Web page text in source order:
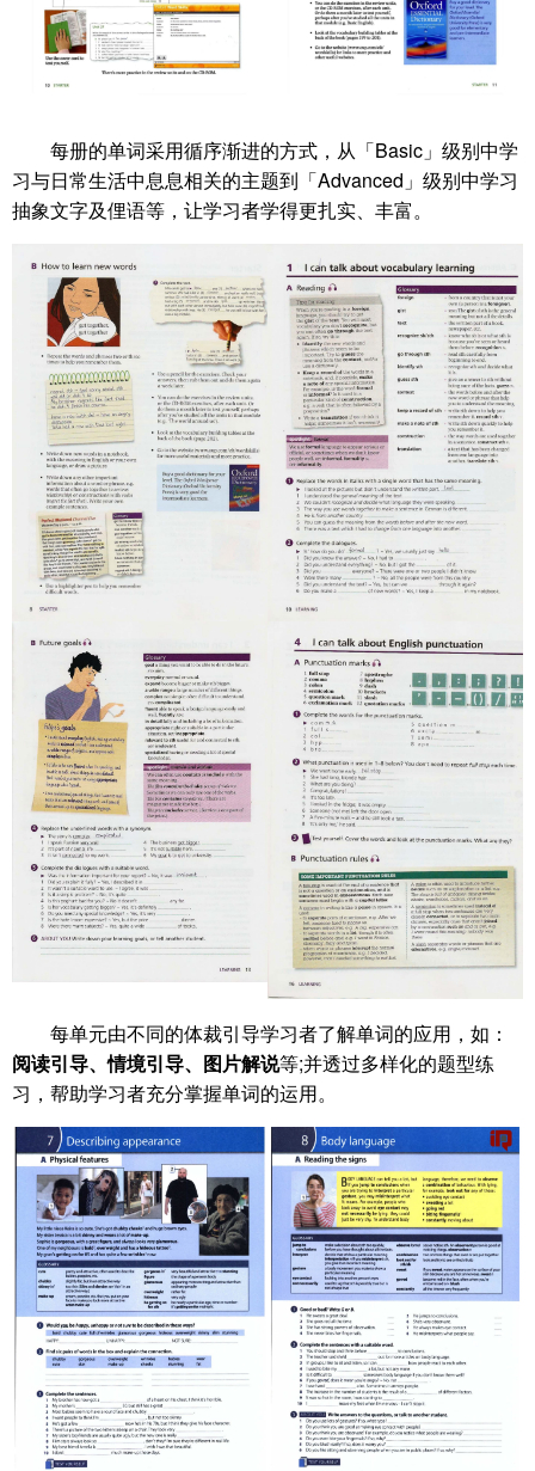
每册的单词采用循序渐进的方式，从「Basic」级别中学
习与日常生活中息息相关的主题到「Advanced」级别中学习
抽象文字及俚语等，让学习者学得更扎实、丰富。
每单元由不同的体裁引导学习者了解单词的应用，如：
阅读引导、情境引导、图片解说等;并透过多样化的题型练
习，帮助学习者充分掌握单词的运用。